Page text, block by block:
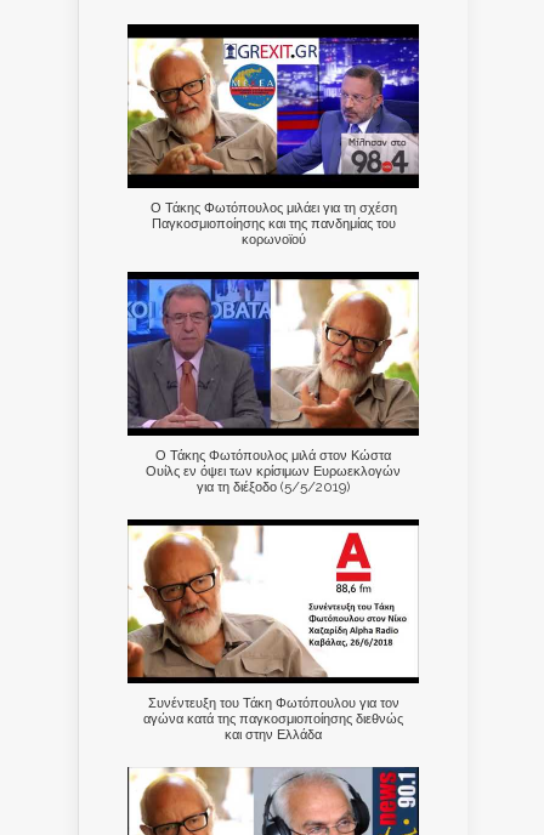
Ο Τάκης Φωτόπουλος μιλάει για τη σχέση
Παγκοσμιοποίησης και της πανδημίας του
κορωνοϊού
Ο Τάκης Φωτόπουλος μιλά στον Κώστα
Ουίλς εν όψει των κρίσιμων Ευρωεκλογών
για τη διέξοδο (5/5/2019)
Συνέντευξη του Τάκη Φωτόπουλου για τον
αγώνα κατά της παγκοσμιοποίησης διεθνώς
και στην Ελλάδα